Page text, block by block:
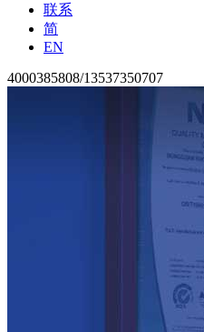
联系
简
EN
4000385808/13537350707